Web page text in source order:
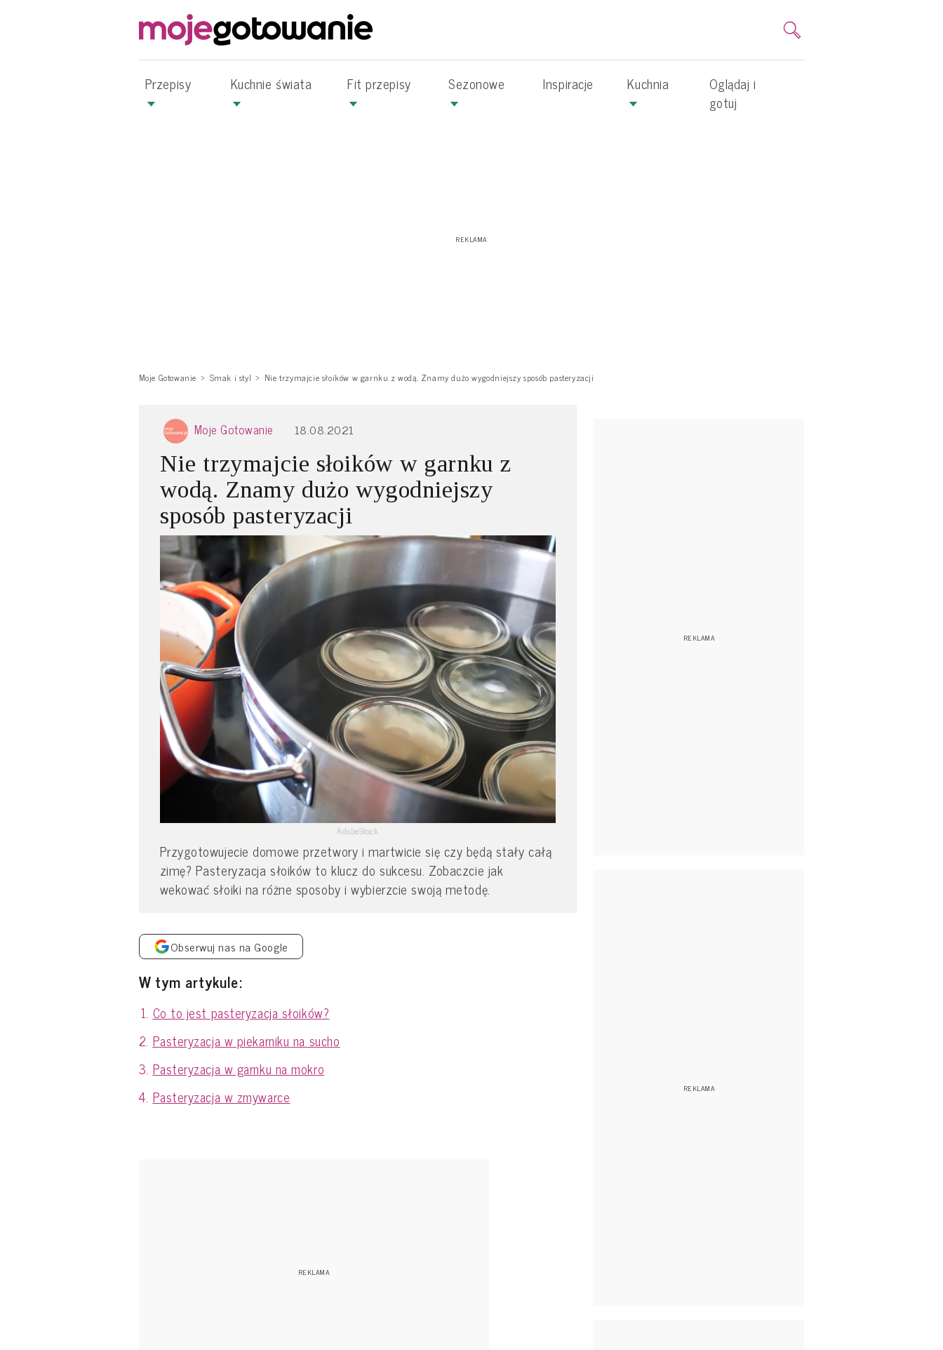
Przepisy Kuchnie świata Fit przepisy Sezonowe Inspiracje Kuchnia
Oglądaj i
gotuj
Moje Gotowanie Smak i styl Nie trzymajcie słoików w garnku z wodą. Znamy dużo wygodniejszy sposób pasteryzacji
Moje Gotowanie 18.08.2021
Nie trzymajcie słoików w garnku z
wodą. Znamy dużo wygodniejszy
sposób pasteryzacji
AdobeStock
Przygotowujecie domowe przetwory i martwicie się czy będą stały całą
zimę? Pasteryzacja słoików to klucz do sukcesu. Zobaczcie jak
wekować słoiki na różne sposoby i wybierzcie swoją metodę.
Obserwuj nas na Google
W tym artykule:
Co to jest pasteryzacja słoików?
Pasteryzacja w piekarniku na sucho
Pasteryzacja w garnku na mokro
Pasteryzacja w zmywarce